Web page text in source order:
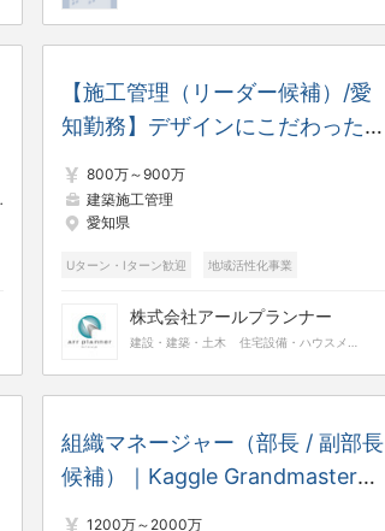
【施工管理（リーダー候補）/愛
知勤務】デザインにこだわった木
2日/東証グロース上場/DX推進企
業〉20～40代が活躍する急成長
の住宅メーカー
800万～900万
建築施工管理
愛知県
Uターン・Iターン歓迎 地域活性化事業
株式会社アールプランナー
建設・建築・土木 住宅設備・ハウスメーカー
組織マネージャー（部長 / 副部長
候補）｜Kaggle Grandmaster複
1200万～2000万